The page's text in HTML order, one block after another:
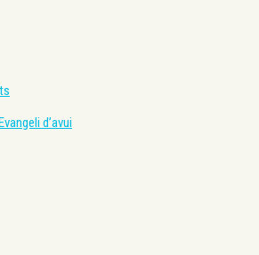
d’avui